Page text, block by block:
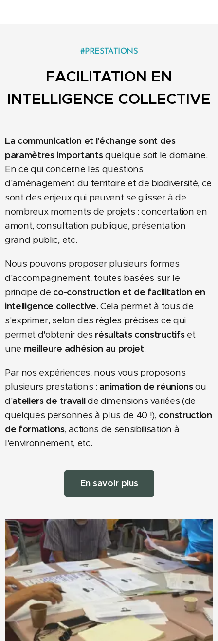
#PRESTATIONS
FACILITATION EN
INTELLIGENCE COLLECTIVE
La communication et l'échange sont des
paramètres importantsquelque soit le domaine.
En ce qui concerne les questions
d'aménagement du territoire et de biodiversité, ce
sont des enjeux qui peuvent se glisser à de
nombreux moments de projets : concertation en
amont, consultation publique, présentation
grand public, etc.
Nous pouvons proposer plusieurs formes
d'accompagnement, toutes basées sur le
principe de co-construction et de facilitation en
intelligence collective. Cela permet à tous de
s'exprimer, selon des règles précises ce qui
permet d'obtenir des résultats constructifset
une meilleure adhésion au projet.
Par nos expériences, nous vous proposons
plusieurs prestations : animation de réunionsou
d'ateliers de travailde dimensions variées (de
quelques personnes à plus de 40 !), construction
de formations, actions de sensibilisation à
l'environnement, etc.
En savoir plus